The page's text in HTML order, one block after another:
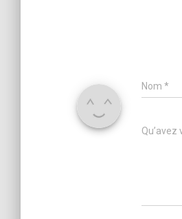
Nom *
Qu’avez